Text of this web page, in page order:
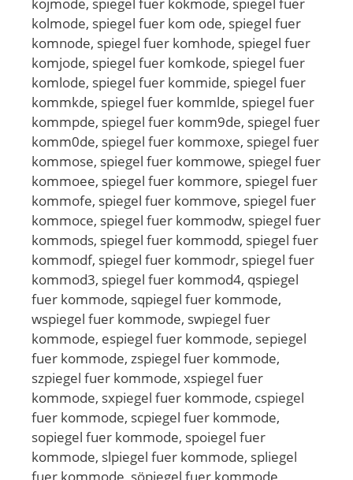
kolmode, spiegel fuer kom ode, spiegel fuer
komnode, spiegel fuer komhode, spiegel fuer
komjode, spiegel fuer komkode, spiegel fuer
komlode, spiegel fuer kommide, spiegel fuer
kommkde, spiegel fuer kommlde, spiegel fuer
kommpde, spiegel fuer komm9de, spiegel fuer
komm0de, spiegel fuer kommoxe, spiegel fuer
kommose, spiegel fuer kommowe, spiegel fuer
kommoee, spiegel fuer kommore, spiegel fuer
kommofe, spiegel fuer kommove, spiegel fuer
kommoce, spiegel fuer kommodw, spiegel fuer
kommods, spiegel fuer kommodd, spiegel fuer
kommodf, spiegel fuer kommodr, spiegel fuer
kommod3, spiegel fuer kommod4, qspiegel
fuer kommode, sqpiegel fuer kommode,
wspiegel fuer kommode, swpiegel fuer
kommode, espiegel fuer kommode, sepiegel
fuer kommode, zspiegel fuer kommode,
szpiegel fuer kommode, xspiegel fuer
kommode, sxpiegel fuer kommode, cspiegel
fuer kommode, scpiegel fuer kommode,
sopiegel fuer kommode, spoiegel fuer
kommode, slpiegel fuer kommode, spliegel